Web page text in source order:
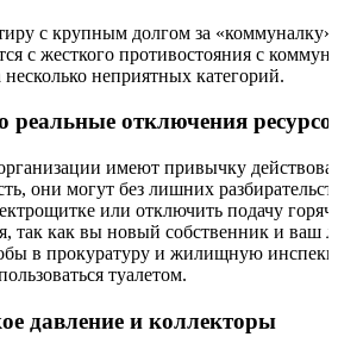
с крупным долгом за
с жесткого противостояния с
несколько неприятных категорий.
реальные отключения
имеют привычку
они могут без лишних
или отключить подачу
так как вы новый собственник и ваш
в прокуратуру и жилищную
туалетом.
давление и коллекторы